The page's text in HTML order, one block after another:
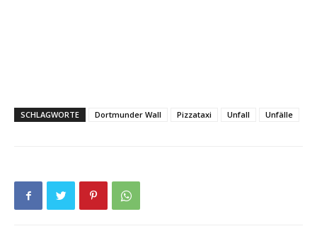
SCHLAGWORTE Dortmunder Wall Pizzataxi Unfall Unfälle